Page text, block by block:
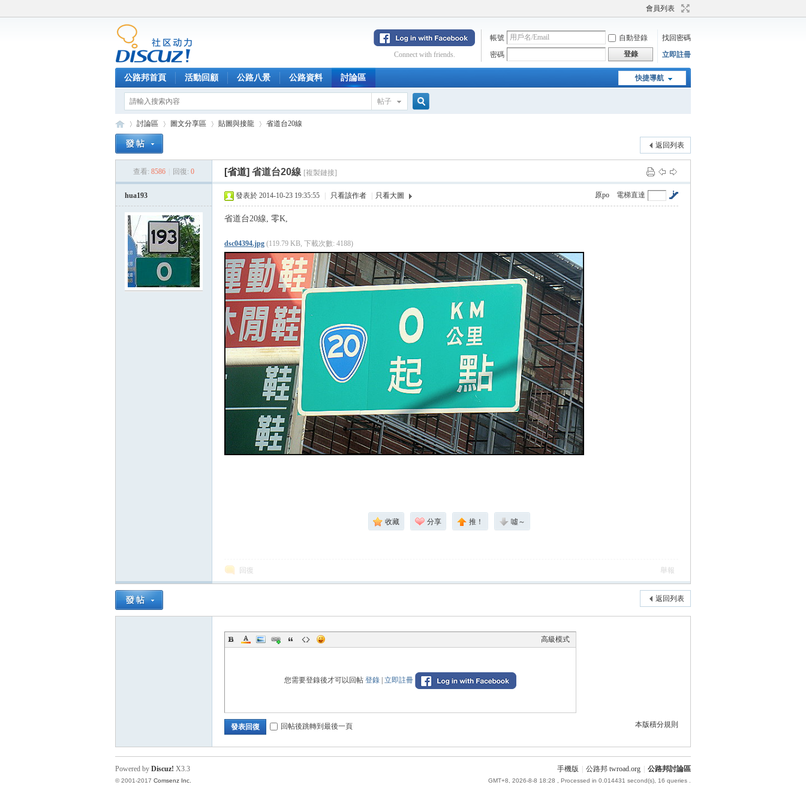
會員列表
帳號 自動登錄
找回密碼
密碼
登錄 立即註冊
Connect with friends.
快捷導航
公路邦首頁 活動回顧 公路八景 公路資料 討論區
帖子
討論區
›
圖文分享區 貼圖與接龍
›
省道台20線
返回列表
查看: 8586 回復: 0 [省道] 省道台20線 [複製鏈接]
hua193 電梯直達
原po
發表於 2014-10-23 19:35:55 只看該作者 只看大圖
省道台20線, 零K,
dsc04394.jpg (119.79 KB, 下載次數: 4188)
收藏 分享 推！ 噓～
回復 舉報
返回列表
高級模式
您需要登錄後才可以回帖 登錄 立即註冊
本版積分規則
發表回復 回帖後跳轉到最後一頁
手機版 公路邦 twroad.org 公路邦討論區
GMT+8, 2026-8-8 18:28 , Processed in 0.014431 second(s), 16 queries .
Powered by Discuz! X3.3
© 2001-2017 Comsenz Inc.